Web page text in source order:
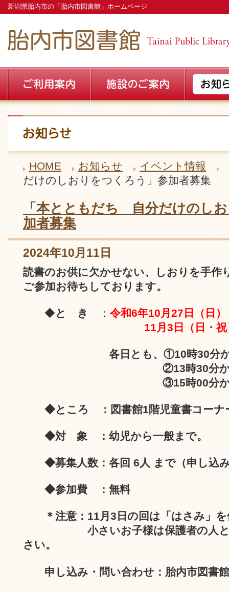
新潟県胎内市の「胎内市図書館」ホームページ
HOME お知らせ イベント情報
だけのしおりをつくろう」参加者募集
「本とともだち 自分だけのし
加者募集
2024年10月11日
読書のお供に欠かせない、しおりを手作
ご参加お待ちしております。
◆と き ： 令和6年10月27日（日）
11月3日（日・
各日とも、①10時30分
②13時30分から14
③15時00分から16時
◆ところ ：図書館1階児童書コーナ
◆対 象 ：幼児から一般まで。
◆募集人数：各回 6人 まで（申し込
◆参加費 ：無料
＊注意：11月3日の回は「はさみ」
小さいお子様は保護者の人と一
さい。
申し込み・問い合わせ：胎内市図